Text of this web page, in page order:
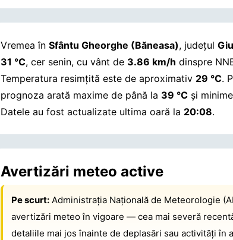
Vremea înSfântu Gheorghe (Băneasa), județul
31 °C, cer senin, cu vânt de 3.86 km/h dinspre
Temperatura resimțită este de aproximativ 29 °C.
prognoza arată maxime de până la 39 °C și
Datele au fost actualizate ultima oară la 20:08.
Avertizări meteo active
Pe scurt: Administrația Națională de Meteorologie
avertizări meteo în vigoare — cea mai severă
detaliile mai jos înainte de deplasări sau activități în